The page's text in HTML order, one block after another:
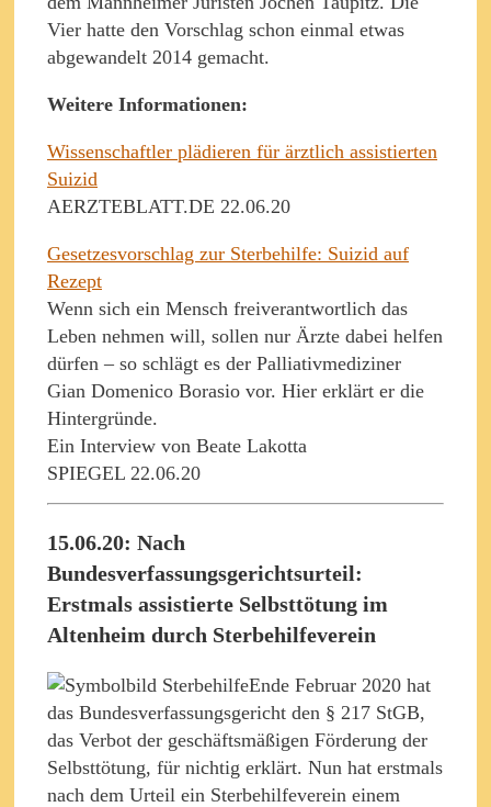
Vier hatte den Vorschlag schon einmal etwas
abgewandelt 2014 gemacht.
Weitere Informationen:
Wissenschaftler plädieren für ärztlich assistierten
Suizid
AERZTEBLATT.DE 22.06.20
Gesetzesvorschlag zur Sterbehilfe: Suizid auf
Rezept
Wenn sich ein Mensch freiverantwortlich das
Leben nehmen will, sollen nur Ärzte dabei helfen
dürfen – so schlägt es der Palliativmediziner
Gian Domenico Borasio vor. Hier erklärt er die
Hintergründe.
Ein Interview von Beate Lakotta
SPIEGEL 22.06.20
15.06.20: Nach
Bundesverfassungsgerichtsurteil:
Erstmals assistierte Selbsttötung im
Altenheim durch Sterbehilfeverein
Ende Februar 2020 hat
das Bundesverfassungsgericht den § 217 StGB,
das Verbot der geschäftsmäßigen Förderung der
Selbsttötung, für nichtig erklärt. Nun hat erstmals
nach dem Urteil ein Sterbehilfeverein einem